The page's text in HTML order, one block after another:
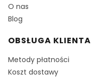
O nas
Blog
OBSŁUGA KLIENTA
Metody płatności
Koszt dostawy